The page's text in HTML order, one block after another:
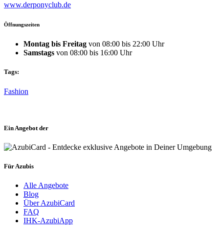
www.derponyclub.de
Öffnungszeiten
Montag bis Freitag von 08:00 bis 22:00 Uhr
Samstags von 08:00 bis 16:00 Uhr
Tags:
Fashion
Ein Angebot der
Für Azubis
Alle Angebote
Blog
Über AzubiCard
FAQ
IHK-AzubiApp